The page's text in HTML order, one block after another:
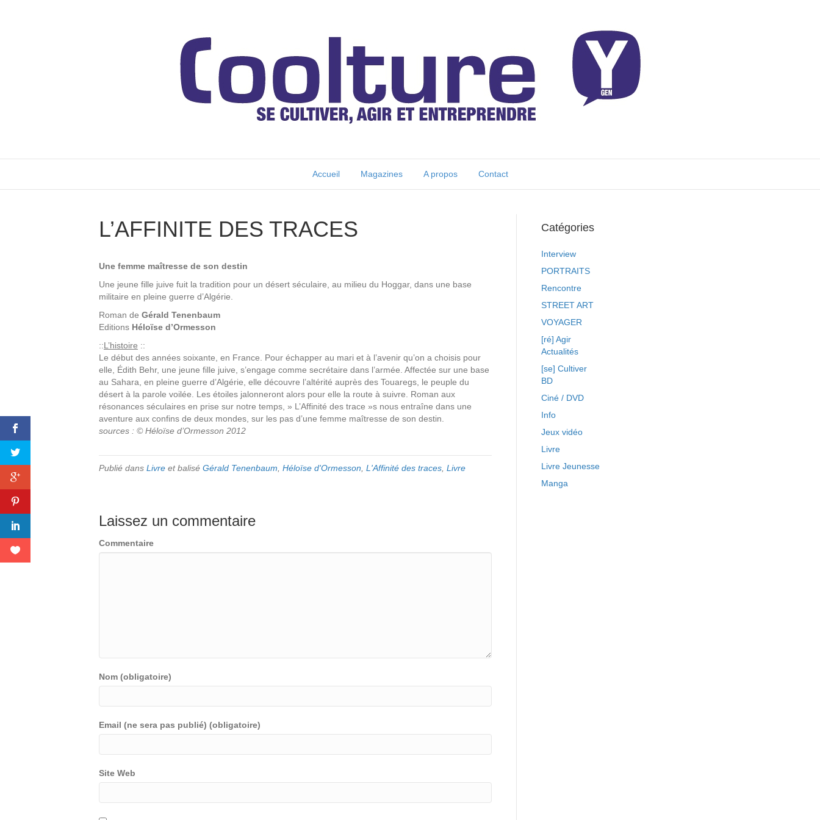
Accueil Magazines A propos Contact
L’AFFINITE DES TRACES
Une femme maîtresse de son destin
Une jeune fille juive fuit la tradition pour un désert séculaire, au milieu du Hoggar, dans une base
militaire en pleine guerre d’Algérie.
Roman de Gérald Tenenbaum
Editions Héloïse d’Ormesson
::L’histoire ::
Le début des années soixante, en France. Pour échapper au mari et à l’avenir qu’on a choisis pour
elle, Édith Behr, une jeune fille juive, s’engage comme secrétaire dans l’armée. Affectée sur une base
au Sahara, en pleine guerre d’Algérie, elle découvre l’altérité auprès des Touaregs, le peuple du
désert à la parole voilée. Les étoiles jalonneront alors pour elle la route à suivre. Roman aux
résonances séculaires en prise sur notre temps, » L’Affinité des trace »s nous entraîne dans une
aventure aux confins de deux mondes, sur les pas d’une femme maîtresse de son destin.
sources : © Héloïse d’Ormesson 2012
Publié dans Livre et balisé Gérald Tenenbaum Héloïse d'Ormesson L'Affinité des traces Livre
Laissez un commentaire
Commentaire
Nom (obligatoire)
Email (ne sera pas publié) (obligatoire)
Site Web
Catégories
Interview
PORTRAITS
Rencontre
STREET ART
VOYAGER
[ré] Agir
Actualités
[se] Cultiver
BD
Ciné / DVD
Info
Jeux vidéo
Livre
Livre Jeunesse
Manga